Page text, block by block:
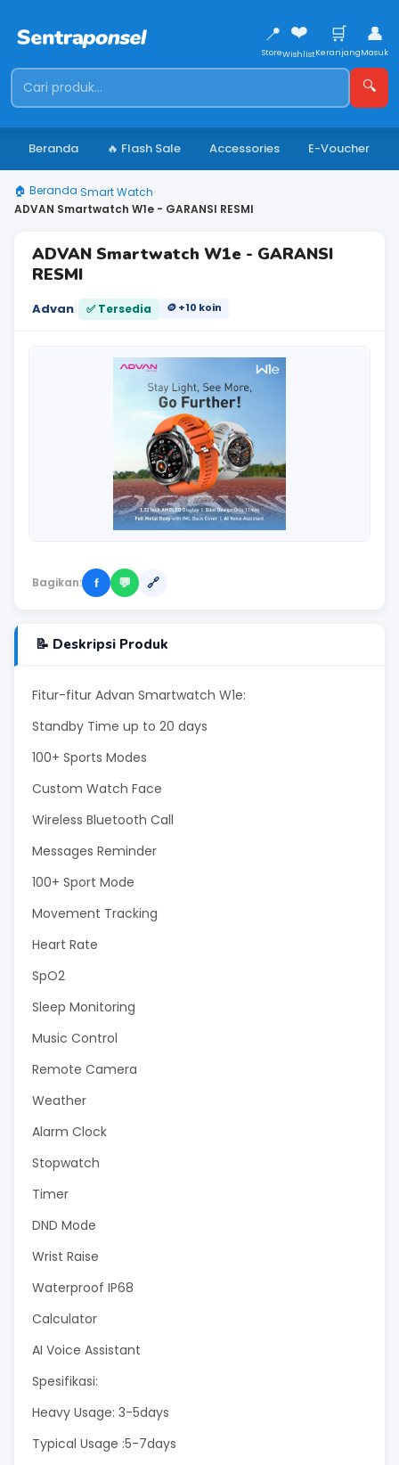
📍
Store
❤️
Wishlist
🛒
Keranjang
👤
Masuk
🔍
Beranda 🔥 Flash Sale Accessories E-Voucher
🏠 Beranda›Smart Watch›
ADVAN Smartwatch W1e - GARANSI RESMI
ADVAN Smartwatch W1e - GARANSI
RESMI
Advan ✅ Tersedia 🪙 +10 koin
Bagikan: f 💬 🔗
📝 Deskripsi Produk
Fitur-fitur Advan Smartwatch W1e:
Standby Time up to 20 days
100+ Sports Modes
Custom Watch Face
Wireless Bluetooth Call
Messages Reminder
100+ Sport Mode
Movement Tracking
Heart Rate
SpO2
Sleep Monitoring
Music Control
Remote Camera
Weather
Alarm Clock
Stopwatch
Timer
DND Mode
Wrist Raise
Waterproof IP68
Calculator
AI Voice Assistant
Spesifikasi:
Heavy Usage: 3-5days
Typical Usage :5-7days